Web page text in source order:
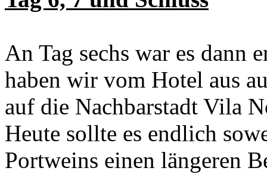
An Tag sechs war es dann
haben wir vom Hotel aus
auf die Nachbarstadt Vila
Heute sollte es endlich
Portweins einen längeren